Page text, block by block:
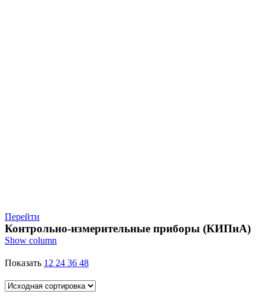
Перейти
Контрольно-измерительные приборы (КИПиА)
Show column
Показать 12 24 36 48